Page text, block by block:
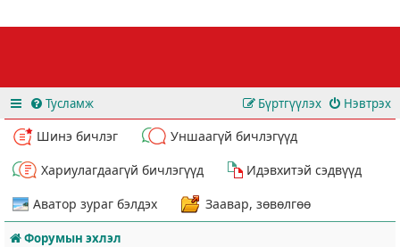
Тусламж Нэвтрэх
Бүртгүүлэх
Шинэ бичлэг
Уншаагүй бичлэгүүд
Хариулагдаагүй бичлэгүүд
Идэвхитэй сэдвүүд
Аватор зураг бэлдэх
Заавар, зөвөлгөө
Форумын эхлэл